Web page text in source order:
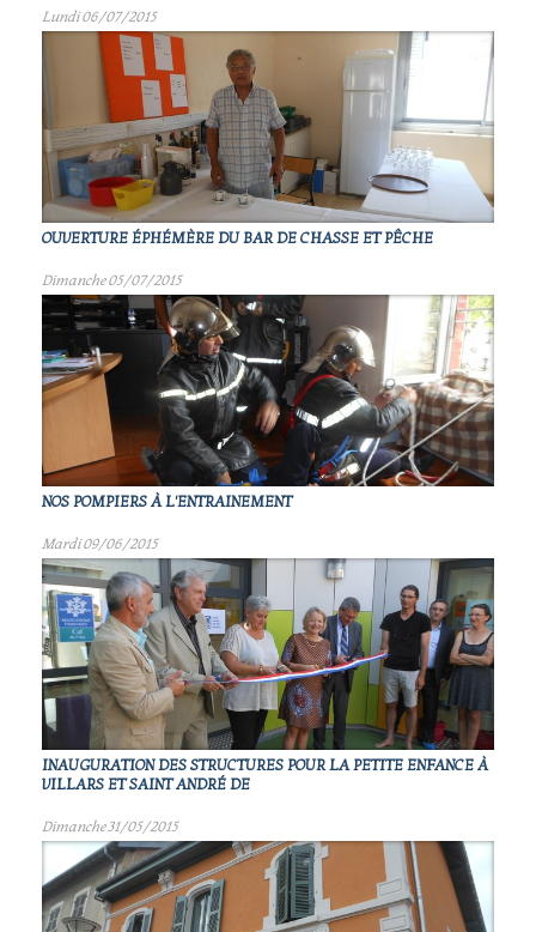
Lundi 06/07/2015
OUVERTURE ÉPHÉMÈRE DU BAR DE CHASSE ET PÊCHE
Dimanche 05/07/2015
NOS POMPIERS À L'ENTRAINEMENT
Mardi 09/06/2015
INAUGURATION DES STRUCTURES POUR LA PETITE ENFANCE À
VILLARS ET SAINT ANDRÉ DE
Dimanche 31/05/2015